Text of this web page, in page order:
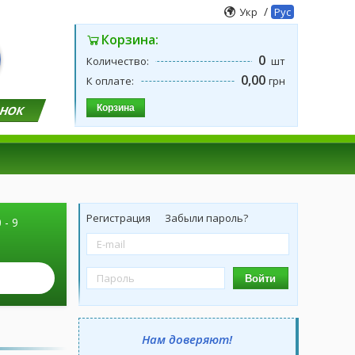
Укр / Рус
Корзина:
Количество: 0 шт
К оплате:
0,00 грн
Корзина
- 9
Регистрация Забыли пароль?
Войти
Нам доверяют!